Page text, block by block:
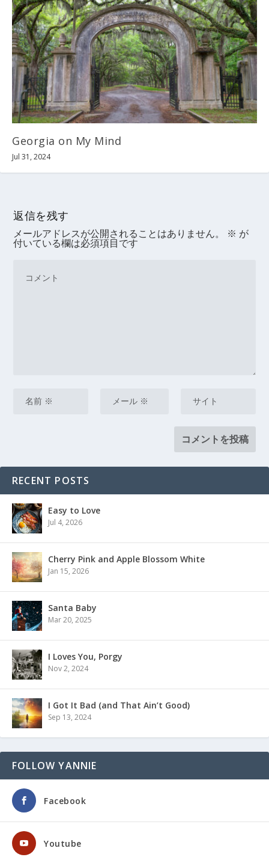
Georgia on My Mind
Jul 31, 2024
返信を残す
メールアドレスが公開されることはありません。 ※ が
付いている欄は必須項目です
RECENT POSTS
Easy to Love
Jul 4, 2026
Cherry Pink and Apple Blossom White
Jan 15, 2026
Santa Baby
Mar 20, 2025
I Loves You, Porgy
Nov 2, 2024
I Got It Bad (and That Ain’t Good)
Sep 13, 2024
FOLLOW YANNIE
Facebook
Youtube